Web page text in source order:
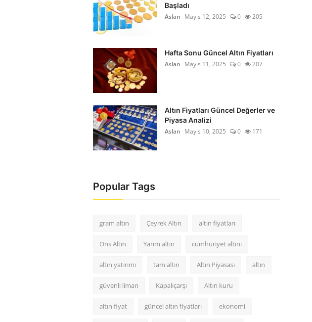
Başladı
Aslan Mayıs 12, 2025 0 205
Hafta Sonu Güncel Altın Fiyatları
Aslan Mayıs 11, 2025 0 207
Altın Fiyatları Güncel Değerler ve
Piyasa Analizi
Aslan Mayıs 10, 2025 0 171
Popular Tags
gram altın Çeyrek Altın altın fiyatları
Ons Altın Yarım altın cumhuriyet altını
altın yatırımı tam altın Altın Piyasası altın
güvenli liman Kapalıçarşı Altın kuru
altın fiyat güncel altın fiyatları ekonomi